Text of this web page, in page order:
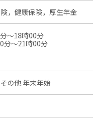
，健康保険，厚生年金
〜18時00分
分〜21時00分
の他 年末年始